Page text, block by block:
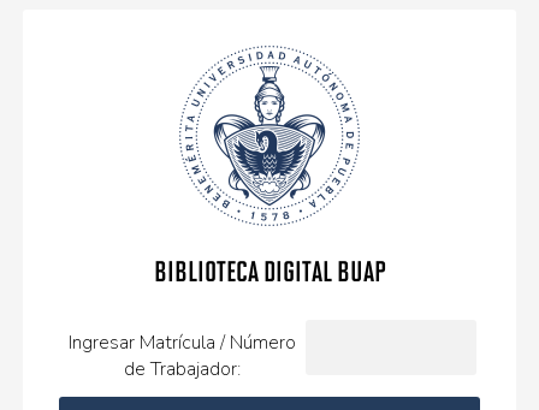
Biblioteca Digital BUAP
Ingresar Matrícula / Número
de Trabajador: